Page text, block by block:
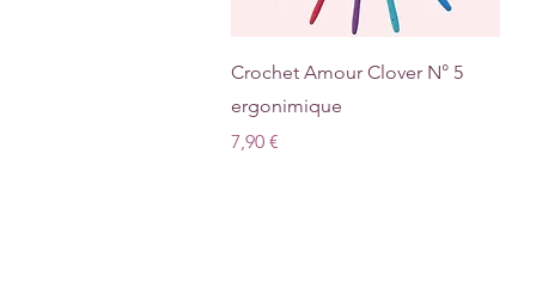
Aperçu rapide
Crochet Amour Clover N° 5
ergonimique
Prix
7,90 €